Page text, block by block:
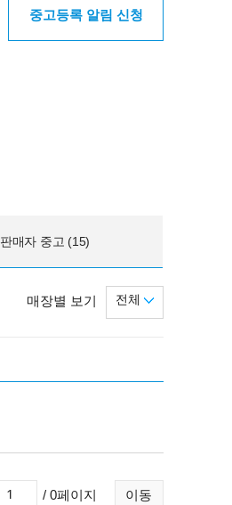
중고등록 알림 신청
판매자 중고 (15)
매장별 보기 전체
이동
/ 0페이지